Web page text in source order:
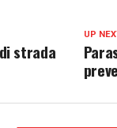
UP
strada